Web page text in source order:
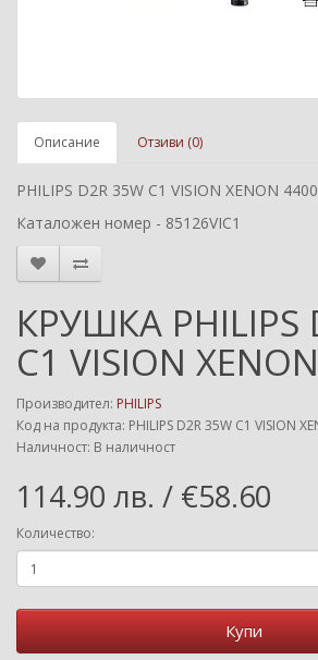
Описание Отзиви (0)
PHILIPS D2R 35W C1 VISION XENON
Каталожен номер - 85126VIC1
КРУШКА PHILIPS
C1 VISION
Производител: PHILIPS
Код на продукта: PHILIPS D2R 35W C1 VISION
Наличност: В наличност
114.90 лв. / €58.60
Количество:
Купи